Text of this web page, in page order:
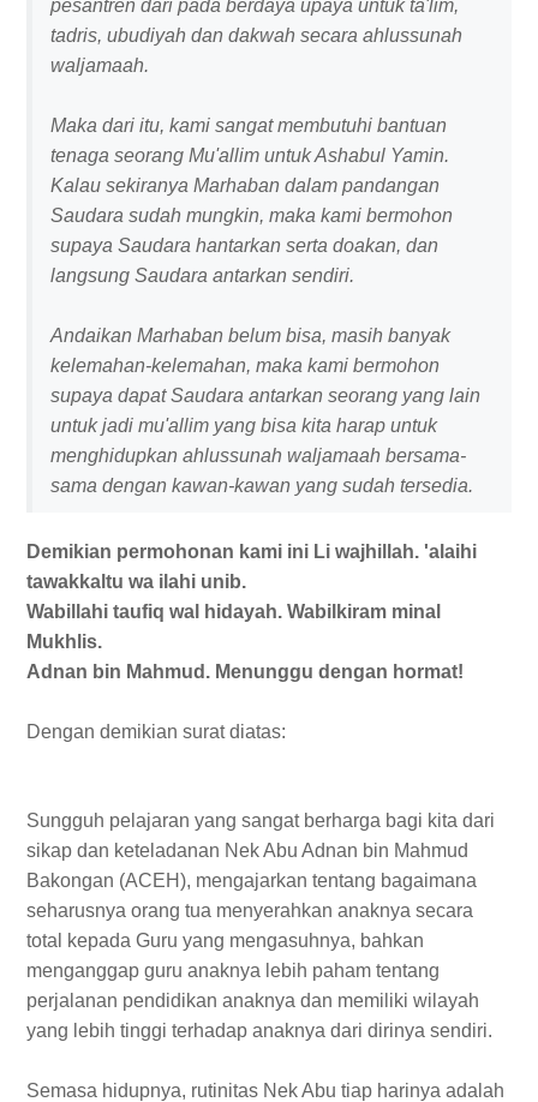
pesantren dari pada berdaya upaya untuk ta'lim,
tadris, ubudiyah dan dakwah secara ahlussunah
waljamaah.
Maka dari itu, kami sangat membutuhi bantuan
tenaga seorang Mu'allim untuk Ashabul Yamin.
Kalau sekiranya Marhaban dalam pandangan
Saudara sudah mungkin, maka kami bermohon
supaya Saudara hantarkan serta doakan, dan
langsung Saudara antarkan sendiri.
Andaikan Marhaban belum bisa, masih banyak
kelemahan-kelemahan, maka kami bermohon
supaya dapat Saudara antarkan seorang yang lain
untuk jadi mu'allim yang bisa kita harap untuk
menghidupkan ahlussunah waljamaah bersama-
sama dengan kawan-kawan yang sudah tersedia.
Demikian permohonan kami ini Li wajhillah. 'alaihi
tawakkaltu wa ilahi unib.
Wabillahi taufiq wal hidayah. Wabilkiram minal
Mukhlis.
Adnan bin Mahmud. Menunggu dengan hormat!
Dengan demikian surat diatas:
Sungguh pelajaran yang sangat berharga bagi kita dari
sikap dan keteladanan Nek Abu Adnan bin Mahmud
Bakongan (ACEH), mengajarkan tentang bagaimana
seharusnya orang tua menyerahkan anaknya secara
total kepada Guru yang mengasuhnya, bahkan
menganggap guru anaknya lebih paham tentang
perjalanan pendidikan anaknya dan memiliki wilayah
yang lebih tinggi terhadap anaknya dari dirinya sendiri.
Semasa hidupnya, rutinitas Nek Abu tiap harinya adalah